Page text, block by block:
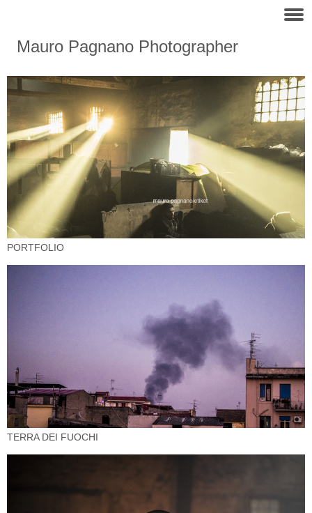
Mauro Pagnano Photographer
PORTFOLIO
TERRA DEI FUOCHI